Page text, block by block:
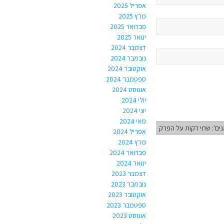
שתי דקות על הפרק
אפריל 2025
מרץ 2025
פברואר 2025
ינואר 2025
דצמבר 2024
נובמבר 2024
אוקטובר 2024
ספטמבר 2024
אוגוסט 2024
יולי 2024
יוני 2024
מאי 2024
אפריל 2024
מרץ 2024
פברואר 2024
ינואר 2024
דצמבר 2023
נובמבר 2023
אוקטובר 2023
ספטמבר 2023
אוגוסט 2023